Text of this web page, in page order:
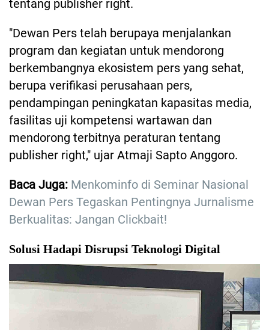
tentang publisher right.
"Dewan Pers telah berupaya menjalankan
program dan kegiatan untuk mendorong
berkembangnya ekosistem pers yang sehat,
berupa verifikasi perusahaan pers,
pendampingan peningkatan kapasitas media,
fasilitas uji kompetensi wartawan dan
mendorong terbitnya peraturan tentang
publisher right," ujar Atmaji Sapto Anggoro.
Baca Juga: Menkominfo di Seminar Nasional
Dewan Pers Tegaskan Pentingnya Jurnalisme
Berkualitas: Jangan Clickbait!
Solusi Hadapi Disrupsi Teknologi Digital